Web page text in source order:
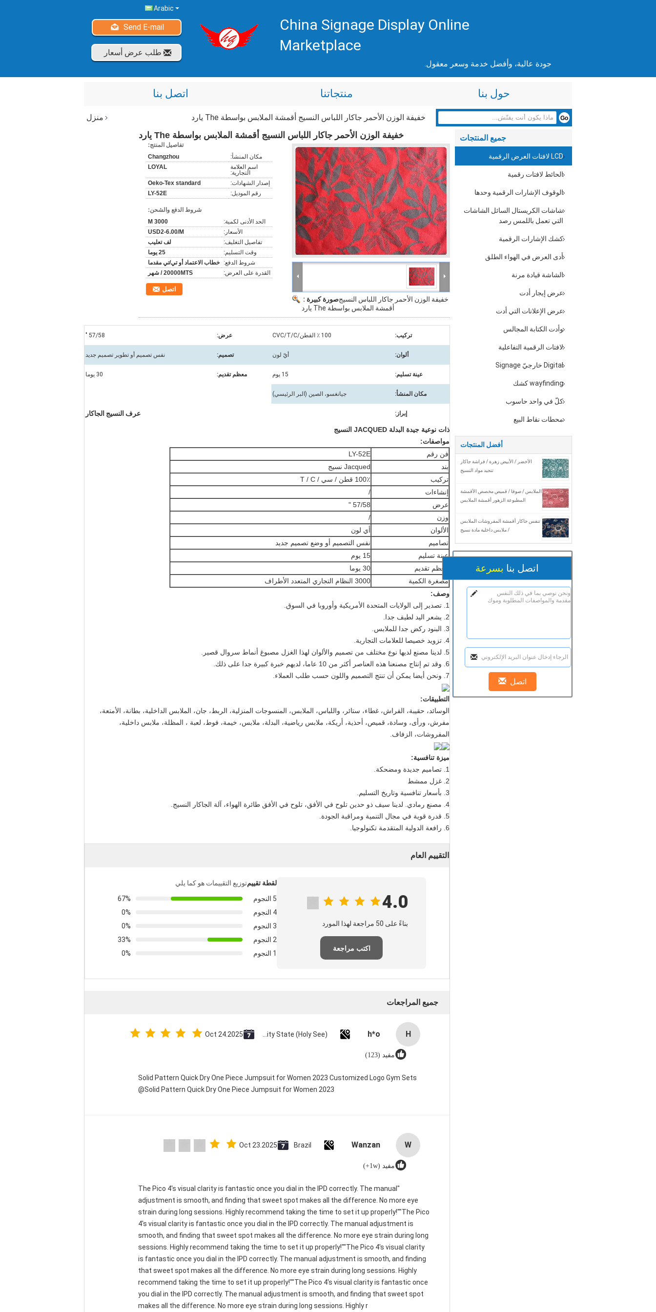
China Signage Display Online
Marketplace
جودة عالية، وأفضل خدمة وسعر معقول.
Arabic
Send E-mail
طلب عرض أسعار
حول بنا منتجاتنا اتصل بنا
منزل خفيفة الوزن الأحمر جاكار اللباس النسيج أقمشة الملابس بواسطة The يارد
خفيفة الوزن الأحمر جاكار اللباس النسيج أقمشة الملابس بواسطة The يارد
صورة كبيرة :خفيفة الوزن الأحمر جاكار اللباس النسيج
أقمشة الملابس بواسطة The يارد
تفاصيل المنتج:
مكان المنشأ:
Changzhou
اسم العلامة
التجارية:
LOYAL
إصدار الشهادات:
Oeko-Tex standard
رقم الموديل:
LY-52E
شروط الدفع والشحن:
الحد الأدنى لكمية:
3000 M
الأسعار:
USD2-6.00/M
تفاصيل التغليف:
لف تعليب
وقت التسليم:
25 يوما
شروط الدفع:
خطاب الاعتماد أو تي/تي مقدما
القدرة على العرض:
20000MTS / شهر
اتصل
تركيب: 100 ٪ القطن/CVC/T/C عرض: 57/58 "
ألوان: أيّ لون تصميم: نفس تصميم أو تطوير تصميم جديد
عينة تسليم: 15 يوم معظم تقديم: 30 يوما
مكان المنشأ: جيانغسو، الصين (البر الرئيسي)
إبراز: عرف النسيج الجاكار
ذات نوعية جيدة البدلة JACQUED النسيج
مواصفات:
فن رقم
LY-52E
بند
Jacqued نسيج
تركيب
100٪ قطن / سي / T / C
إنشاءات
/
عرض
57/58 "
وزن
/
الألوان
أي لون
تصاميم
نفس التصميم أو وضع تصميم جديد
عينة تسليم
15 يوم
معظم تقديم
30 يوما
مصغرة الكمية
3000 النظام التجاري المتعدد الأطراف
وصف:
1. تصدير إلى الولايات المتحدة الأمريكية وأوروبا في السوق.
2. يشعر اليد لطيف جدا.
3. البنود ركض جدا للملابس.
4. تزويد خصيصا للعلامات التجارية.
5. لدينا مصنع لديها نوع مختلف من تصميم والألوان لهذا الغزل مصبوغ أنماط سروال قصير.
6. وقد تم إنتاج مصنعنا هذه العناصر أكثر من 10 عاما، لديهم خبرة كبيرة جدا على ذلك.
7. ونحن أيضا يمكن أن تنتج التصميم واللون حسب طلب العملاء.
التطبيقات:
الوسائد، حقيبة، الفراش، غطاء، ستائر، واللباس، الملابس، المنسوجات المنزلية، الربط، جان، الملابس الداخلية، بطانة، الأمتعة،
مفرش، ورأى، وسادة، قميص، أحذية، أريكة، ملابس رياضية، البدلة، ملابس، خيمة، فوط، لعبة ، المظلة، ملابس داخلية،
المفروشات، الزفاف.
ميزة تنافسية:
1. تصاميم جديدة ومضحكة.
2. غزل ممشط
3. بأسعار تنافسية وتاريخ التسليم.
4. مصنع رمادي. لدينا سيف ذو حدين تلوح في الأفق، تلوح في الأفق طائرة الهواء، آلة الجاكار النسيج.
5. قدرة قوية في مجال التنمية ومراقبة الجودة.
6. رافعة الدولية المتقدمة تكنولوجيا.
التقييم العام
4.0
بناءً على 50 مراجعة لهذا المورد
اكتب مراجعة
لقطة تقييمتوزيع التقييمات هو كما يلي
5 النجوم
67%
4 النجوم
0%
3 النجوم
0%
2 النجوم
33%
1 النجوم
0%
جميع المراجعات
H
h*o
Oct 24.2025
مفيد (123)
Solid Pattern Quick Dry One Piece Jumpsuit for Women 2023 Customized Logo Gym Sets
Solid Pattern Quick Dry One Piece Jumpsuit for Women 2023@
W
Wanzan
Brazil
Oct 23.2025
مفيد (1w+)
"The Pico 4's visual clarity is fantastic once you dial in the IPD correctly. The manual
adjustment is smooth, and finding that sweet spot makes all the difference. No more eye
strain during long sessions. Highly recommend taking the time to set it up properly!""The Pico
4's visual clarity is fantastic once you dial in the IPD correctly. The manual adjustment is
smooth, and finding that sweet spot makes all the difference. No more eye strain during long
sessions. Highly recommend taking the time to set it up properly!""The Pico 4's visual clarity
is fantastic once you dial in the IPD correctly. The manual adjustment is smooth, and finding
that sweet spot makes all the difference. No more eye strain during long sessions. Highly
recommend taking the time to set it up properly!""The Pico 4's visual clarity is fantastic once
you dial in the IPD correctly. The manual adjustment is smooth, and finding that sweet spot
makes all the difference. No more eye strain during long sessions. Highly r
جميع المنتجات
LCD لافتات العرض الرقمية
الحائط لافتات رقمية
الوقوف الإشارات الرقمية وحدها
شاشات الكريستال السائل الشاشات
التي تعمل باللمس رصد
كشك الإشارات الرقمية
أدى العرض في الهواء الطلق
الشاشة قيادة مرنة
عرض إيجار أدت
عرض الإعلانات التي أدت
وأدت الكتابة المجالس
لافتات الرقمية التفاعلية
Digital خارجيّ Signage
wayfinding كشك
كلّ في واحد حاسوب
محطات نقاط البيع
أفضل المنتجات
الأخضر / الأبيض زهرة / فراشة جاكار
تنجيد مواد النسيج
الملابس / صوفا / قميص مخصص الأقمشة
المطبوعة الزهور أقمشة الملابس
تنفس جاكار أقمشة المفروشات الملابس
/ ملابس داخلية مادة نسيج
اتصل بنا بسرعة